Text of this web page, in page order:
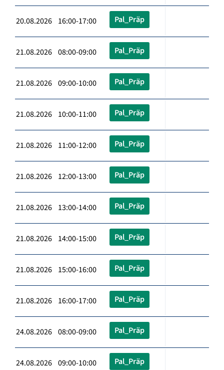
20.08.2026 16:00-17:00 Pal_Präp
21.08.2026 08:00-09:00 Pal_Präp
21.08.2026 09:00-10:00 Pal_Präp
21.08.2026 10:00-11:00 Pal_Präp
21.08.2026 11:00-12:00 Pal_Präp
21.08.2026 12:00-13:00 Pal_Präp
21.08.2026 13:00-14:00 Pal_Präp
21.08.2026 14:00-15:00 Pal_Präp
21.08.2026 15:00-16:00 Pal_Präp
21.08.2026 16:00-17:00 Pal_Präp
24.08.2026 08:00-09:00 Pal_Präp
24.08.2026 09:00-10:00 Pal_Präp